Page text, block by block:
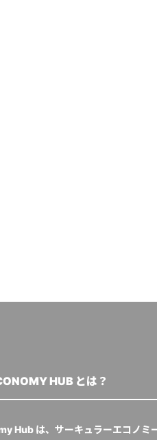
HUB とは？
Hub は、サーキュラーエコノミ